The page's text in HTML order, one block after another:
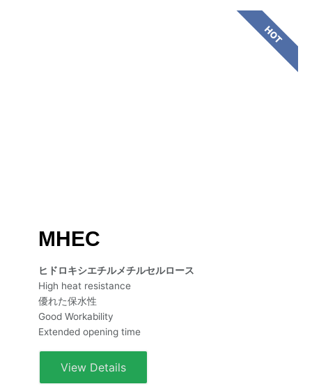
MHEC
ヒドロキシエチルメチルセルロース
High heat resistance
優れた保水性
Good Workability
Extended opening time
View Details
HOT